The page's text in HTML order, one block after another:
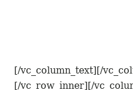
[/vc_column_text][/
[/vc_row_inner][/